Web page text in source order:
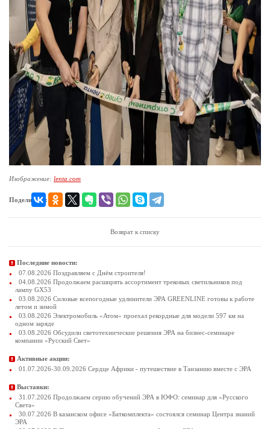
Изображение: lenta.com
Поделиться:
Возврат к списку
Последние новости:
07.08.2026 Поздравляем с Днём строителя!
04.08.2026 Продолжаем расширять ассортимент трековых светильников под
лампу GX53
03.08.2026 Силовые всепогодные удлинители ЭРА GREENLINE готовы к работе
летом и зимой
03.08.2026 Электромобиль «Атом» проехал рекордные для модели 597 км на
одном заряде
03.08.2026 Обсудили светотехнические решения ЭРА на бизнес-семинаре
компании «Русский Свет»
Активные акции:
01.07.2026-30.09.2026 Сердце Африки - путешествие в Танзанию вместе с ЭРА
Выставки:
31.07.2026 Продолжаем серию обучений ЭРА в ЮФО: семинар для «Русского
Света»
30.07.2026 В казанском офисе «Баткомплекта» состоялся семинар Центра знаний
ЭРА